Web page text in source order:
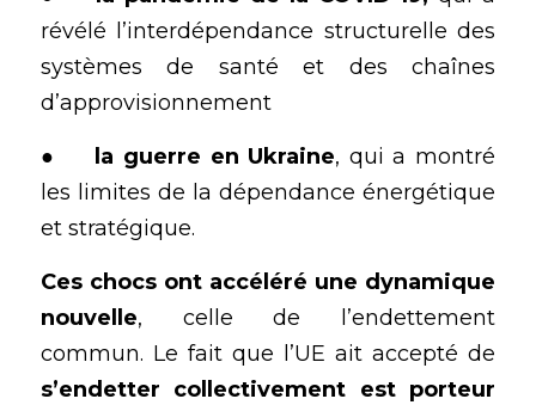
révélé l’interdépendance structurelle des
systèmes de santé et des chaînes
d’approvisionnement
la guerre en Ukraine, qui a montré
les limites de la dépendance énergétique
et stratégique.
Ces chocs ont accéléré une dynamique
nouvelle, celle de l’endettement
s’endetter collectivement est porteur